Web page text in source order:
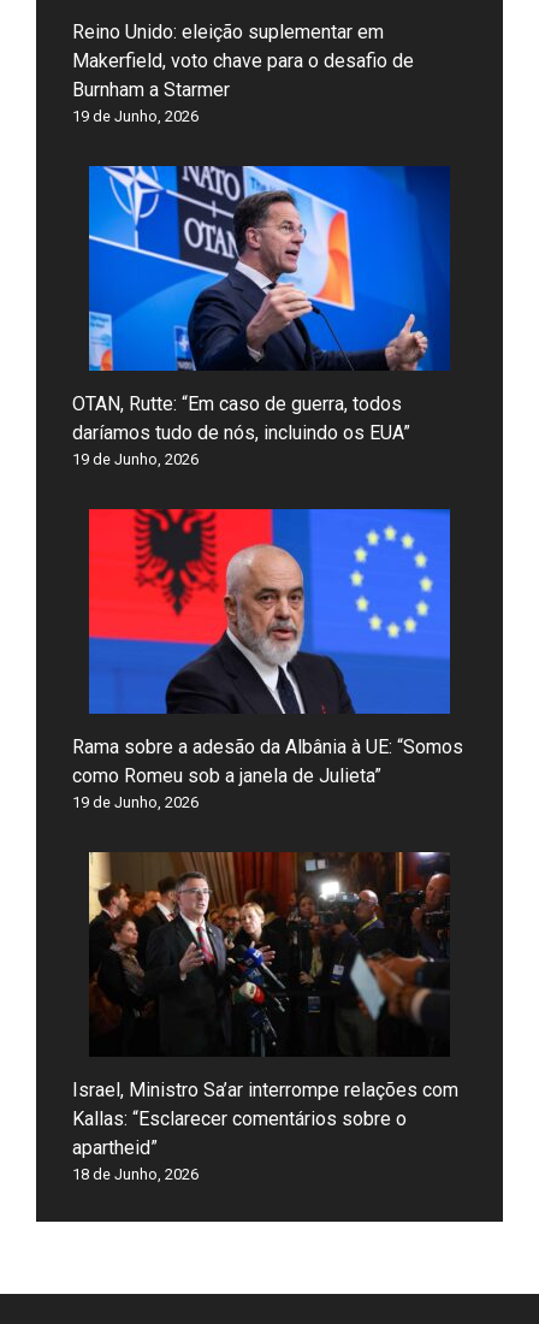
Reino Unido: eleição suplementar em
Makerfield, voto chave para o desafio de
Burnham a Starmer
19 de Junho, 2026
OTAN, Rutte: “Em caso de guerra, todos
daríamos tudo de nós, incluindo os EUA”
19 de Junho, 2026
Rama sobre a adesão da Albânia à UE: “Somos
como Romeu sob a janela de Julieta”
19 de Junho, 2026
Israel, Ministro Sa’ar interrompe relações com
Kallas: “Esclarecer comentários sobre o
apartheid”
18 de Junho, 2026